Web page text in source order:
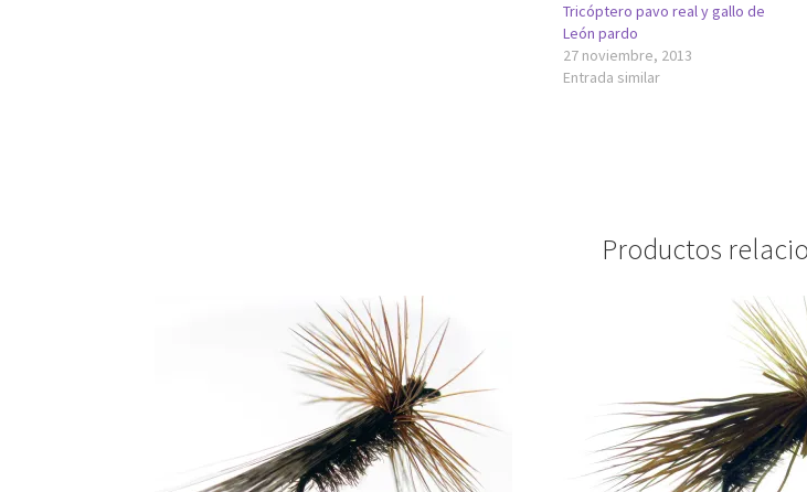
Tricóptero pavo real y gallo de
León pardo
27 noviembre, 2013
Entrada similar
Productos